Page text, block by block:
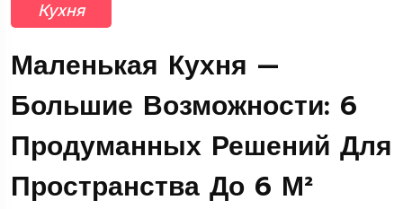
Кухня
Маленькая Кухня —
Большие Возможности: 6
Продуманных Решений Для
Пространства До 6 М²